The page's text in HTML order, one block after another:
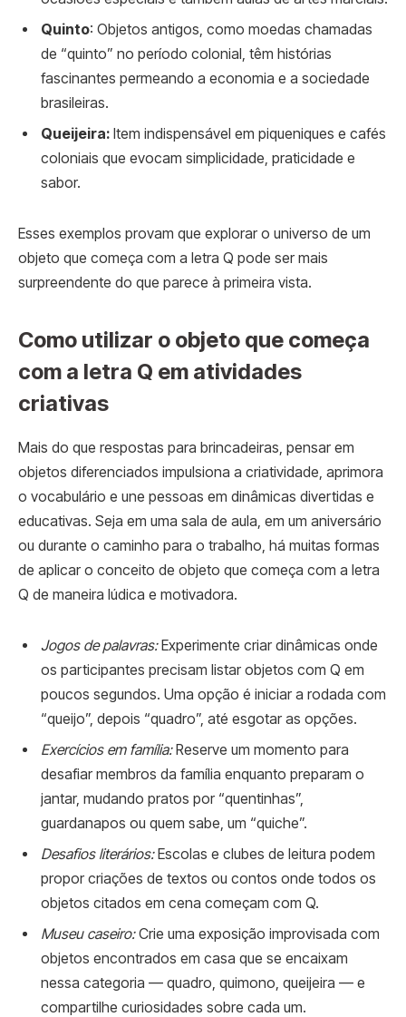
Quinto: Objetos antigos, como moedas chamadas
de “quinto” no período colonial, têm histórias
fascinantes permeando a economia e a sociedade
brasileiras.
Queijeira: Item indispensável em piqueniques e cafés
coloniais que evocam simplicidade, praticidade e
sabor.
Esses exemplos provam que explorar o universo de um
objeto que começa com a letra Q pode ser mais
surpreendente do que parece à primeira vista.
Como utilizar o objeto que começa
com a letra Q em atividades
criativas
Mais do que respostas para brincadeiras, pensar em
objetos diferenciados impulsiona a criatividade, aprimora
o vocabulário e une pessoas em dinâmicas divertidas e
educativas. Seja em uma sala de aula, em um aniversário
ou durante o caminho para o trabalho, há muitas formas
de aplicar o conceito de objeto que começa com a letra
Q de maneira lúdica e motivadora.
Jogos de palavras:Experimente criar dinâmicas onde
os participantes precisam listar objetos com Q em
poucos segundos. Uma opção é iniciar a rodada com
“queijo”, depois “quadro”, até esgotar as opções.
Exercícios em família:Reserve um momento para
desafiar membros da família enquanto preparam o
jantar, mudando pratos por “quentinhas”,
guardanapos ou quem sabe, um “quiche”.
Desafios literários:Escolas e clubes de leitura podem
propor criações de textos ou contos onde todos os
objetos citados em cena começam com Q.
Museu caseiro:Crie uma exposição improvisada com
objetos encontrados em casa que se encaixam
nessa categoria — quadro, quimono, queijeira — e
compartilhe curiosidades sobre cada um.